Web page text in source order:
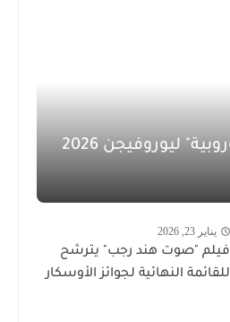
إلغاء "الجولة الأوروبية" ليوروفيجن 2026
يناير 23, 2026
فيلم "صوت هند رجب" يترشح
للقائمة النهائية لجوائز الأوسكار